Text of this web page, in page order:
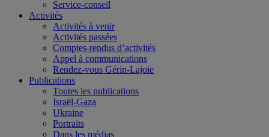
Service-conseil
Activités
Activités à venir
Activités passées
Comptes-rendus d’activités
Appel à communications
Rendez-vous Gérin-Lajoie
Publications
Toutes les publications
Israël-Gaza
Ukraine
Portraits
Dans les médias